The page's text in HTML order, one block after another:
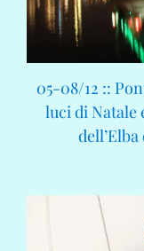
05-08/12 ::
luci di Natale